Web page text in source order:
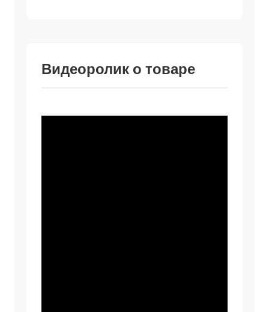
Видеоролик о товаре